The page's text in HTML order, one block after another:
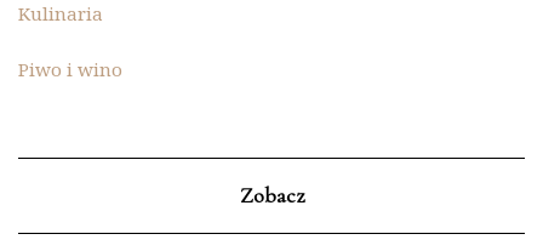
Kulinaria
Piwo i wino
Zobacz